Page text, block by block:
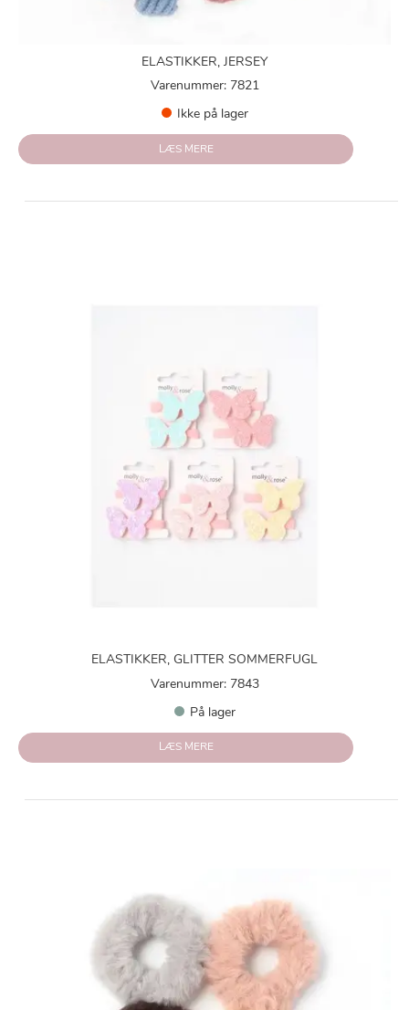
ELASTIKKER, JERSEY
Varenummer: 7821
Ikke på lager
LÆS MERE
ELASTIKKER, GLITTER SOMMERFUGL
Varenummer: 7843
På lager
LÆS MERE